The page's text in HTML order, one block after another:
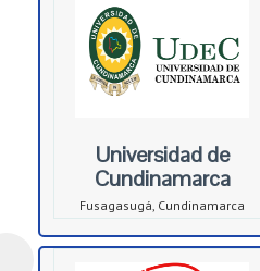
Universidad de
Cundinamarca
Fusagasugá, Cundinamarca